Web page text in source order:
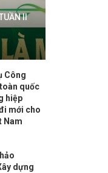
II
Công
quốc
hiệp
mới cho
Nam
dựng